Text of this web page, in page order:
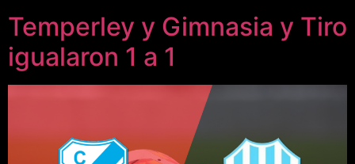
Temperley y Gimnasia y Tiro
igualaron 1 a 1